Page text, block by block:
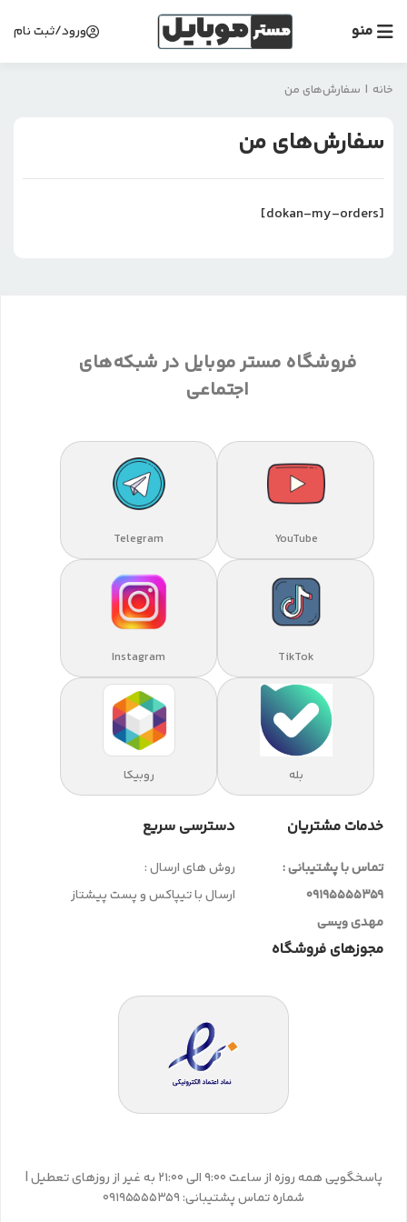
منو ورود/ثبت نام
خانه | سفارش‌های من
سفارش‌های من
[dokan-my-orders]
فروشگاه مستر موبایل در شبکه‌های
اجتماعی
YouTube
Telegram
TikTok
Instagram
بله روبیکا
خدمات مشتریان
تماس با پشتیبانی :
09195555359
مهدی ویسی
دسترسی سریع
روش های ارسال :
ارسال با تیپاکس و پست پیشتاز
مجوزهای فروشگاه
پاسخگویی همه روزه از ساعت 9:00 الی 21:00 به غیر از روزهای تعطیل |
شماره تماس پشتیبانی: 09195555359